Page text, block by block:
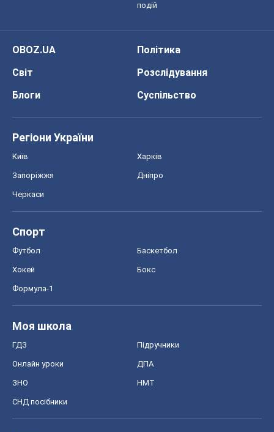
подій
OBOZ.UA
Політика
Світ
Розслідування
Блоги
Суспільство
Регіони України
Київ Харків
Запоріжжя Дніпро
Черкаси
Спорт
Футбол Баскетбол
Хокей Бокс
Формула-1
Моя школа
ГДЗ Підручники
Онлайн уроки ДПА
ЗНО НМТ
СНД посібники